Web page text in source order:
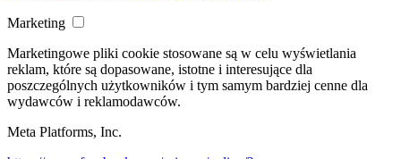
Marketing
Marketingowe pliki cookie stosowane są w celu wyświetlania
reklam, które są dopasowane, istotne i interesujące dla
poszczególnych użytkowników i tym samym bardziej cenne dla
wydawców i reklamodawców.
Meta Platforms, Inc.